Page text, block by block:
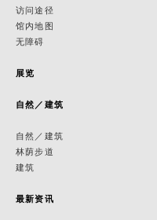
访问途径
馆内地图
无障碍
展览
自然／建筑
自然／建筑
林荫步道
建筑
最新资讯